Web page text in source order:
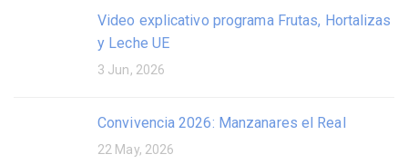
Video explicativo programa Frutas, Hortalizas
y Leche UE
3 Jun, 2026
Convivencia 2026: Manzanares el Real
22 May, 2026